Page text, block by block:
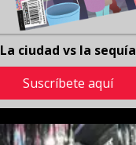
La ciudad vs la sequía
Suscríbete aquí